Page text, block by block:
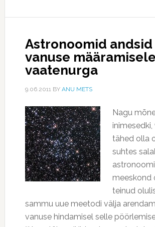
Astronoomid
vanuse
vaatenurga
9.06.2011BY ANU METS
Nagu
tähed olla
suhtes
meeskond
teinud
sammu uue meetodi välja
vanuse hindamisel selle